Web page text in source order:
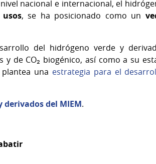
nacional e internacional, el
, se ha posicionado como un
del hidrógeno verde y
de CO₂ biogénico, así como a su
una estrategia para el
del MIEM.